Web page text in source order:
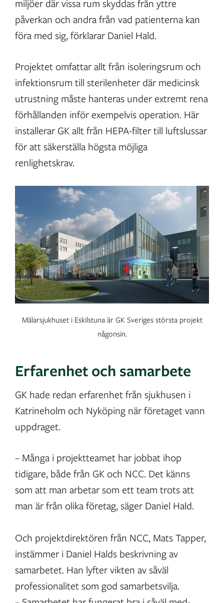
miljöer där vissa rum skyddas från yttre
påverkan och andra från vad patienterna kan
föra med sig, förklarar Daniel Hald.
Projektet omfattar allt från isoleringsrum och
infektionsrum till sterilenheter där medicinsk
utrustning måste hanteras under extremt rena
förhållanden inför exempelvis operation. Här
installerar GK allt från HEPA-filter till luftslussar
för att säkerställa högsta möjliga
renlighetskrav.
Mälarsjukhuset i Eskilstuna är GK Sveriges största projekt
någonsin.
Erfarenhet och samarbete
GK hade redan erfarenhet från sjukhusen i
Katrineholm och Nyköping när företaget vann
uppdraget.
– Många i projektteamet har jobbat ihop
tidigare, både från GK och NCC. Det känns
som att man arbetar som ett team trots att
man är från olika företag, säger Daniel Hald.
Och projektdirektören från NCC, Mats Tapper,
instämmer i Daniel Halds beskrivning av
samarbetet. Han lyfter vikten av såväl
professionalitet som god samarbetsvilja.